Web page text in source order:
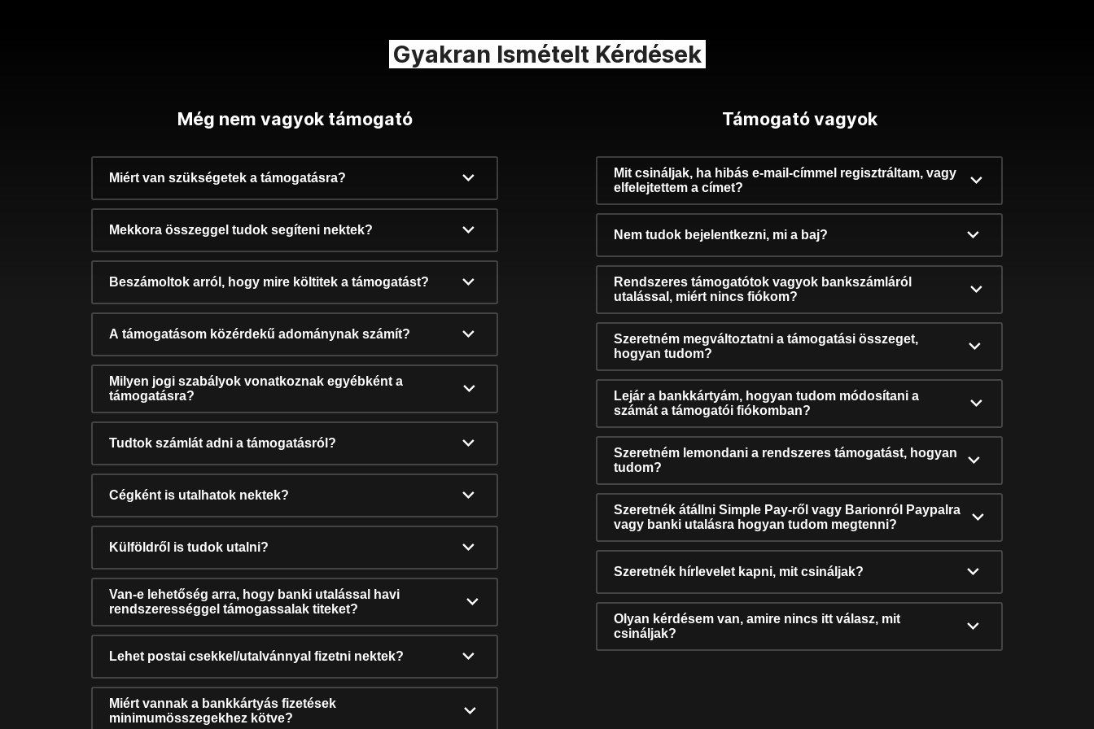
Gyakran Ismételt Kérdések
Még nem vagyok támogató
Miért van szükségetek a támogatásra?
Mekkora összeggel tudok segíteni nektek?
Beszámoltok arról, hogy mire költitek a támogatást?
A támogatásom közérdekű adománynak számít?
Milyen jogi szabályok vonatkoznak egyébként a
támogatásra?
Tudtok számlát adni a támogatásról?
Cégként is utalhatok nektek?
Külföldről is tudok utalni?
Van-e lehetőség arra, hogy banki utalással havi
rendszerességgel támogassalak titeket?
Lehet postai csekkel/utalvánnyal fizetni nektek?
Miért vannak a bankkártyás fizetések
minimumösszegekhez kötve?
Támogató vagyok
Mit csináljak, ha hibás e-mail-címmel regisztráltam, vagy
elfelejtettem a címet?
Nem tudok bejelentkezni, mi a baj?
Rendszeres támogatótok vagyok bankszámláról
utalással, miért nincs fiókom?
Szeretném megváltoztatni a támogatási összeget,
hogyan tudom?
Lejár a bankkártyám, hogyan tudom módosítani a
számát a támogatói fiókomban?
Szeretném lemondani a rendszeres támogatást, hogyan
tudom?
Szeretnék átállni Simple Pay-ről vagy Barionról Paypalra
vagy banki utalásra hogyan tudom megtenni?
Szeretnék hírlevelet kapni, mit csináljak?
Olyan kérdésem van, amire nincs itt válasz, mit
csináljak?